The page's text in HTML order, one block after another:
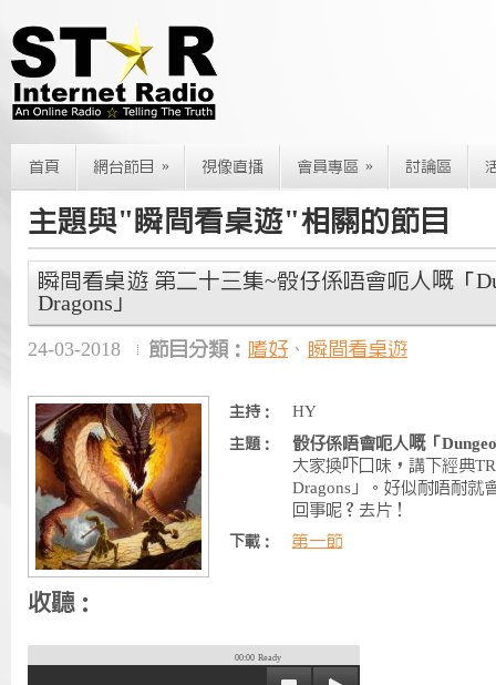
首頁 網台節目 » 視像直播 會員專區 » 討論區
主題與"瞬間看桌遊"相關的節目
瞬間看桌遊 第二十三集~骰仔係唔會呃人嘅「
Dragons」
24-03-2018 節目分類： 嗜好 、 瞬間看桌遊
主持： HY
主題：
骰仔係唔會呃人嘅「
大家換吓口味，講下經典
Dragons」。好似耐唔耐就
回事呢？去片！
下載： 第一節
收聽：
00:00 Ready